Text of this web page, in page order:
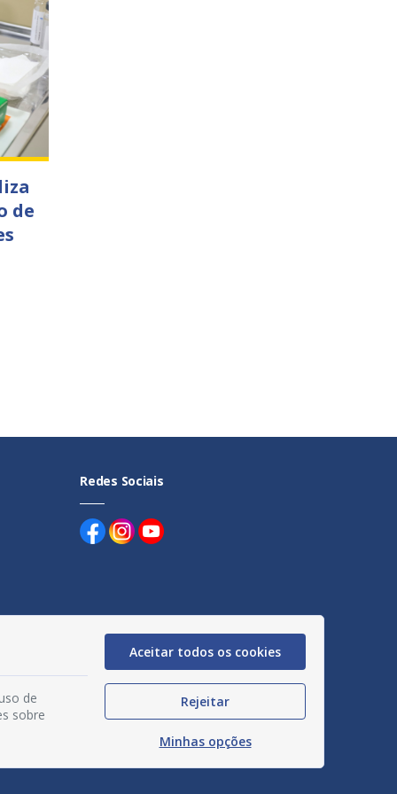
de
Redes Sociais
de
sobre
Aceitar todos os cookies
Rejeitar
Minhas opções